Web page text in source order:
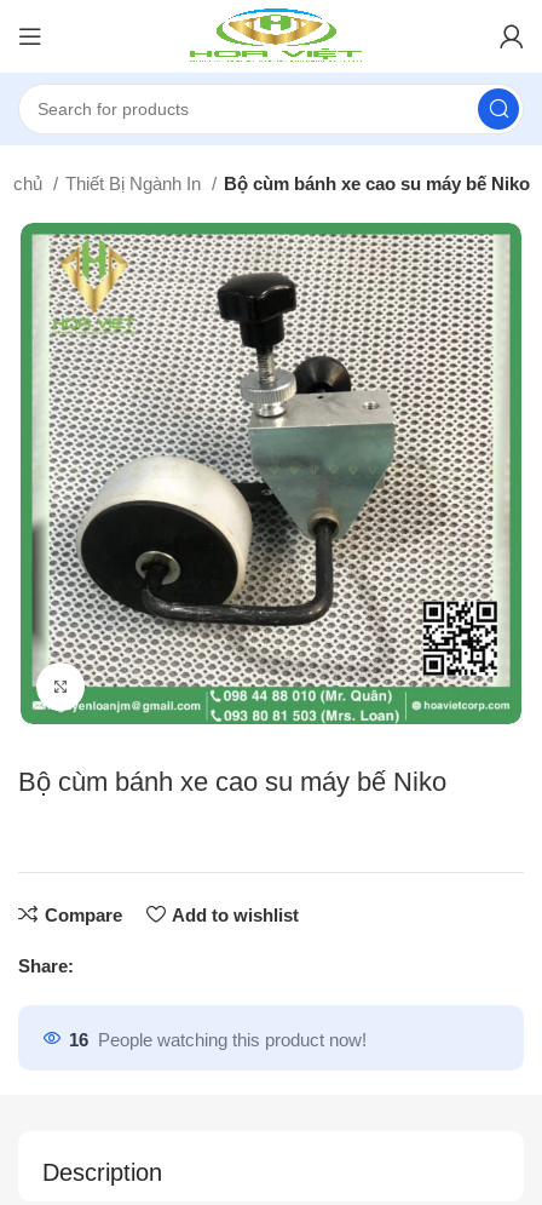
chủ Thiết Bị Ngành In Bộ cùm bánh xe cao su máy bế Niko
Click to enlarge
Bộ cùm bánh xe cao su máy bế Niko
Compare Add to wishlist
Share:
16 People watching this product now!
Description